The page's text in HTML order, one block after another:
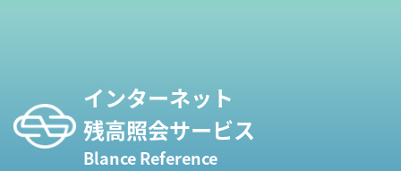
インターネット
残高照会サービス
Blance Reference